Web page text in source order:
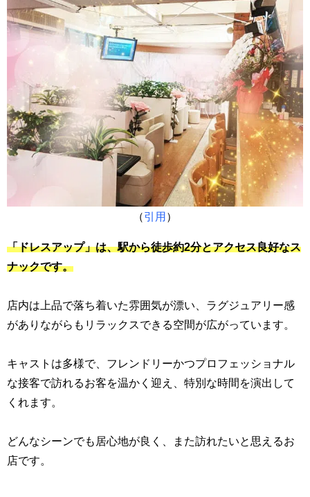
（引用 ）
「ドレスアップ」は、駅から徒歩約2分とアクセス良好なス
ナックです。
店内は上品で落ち着いた雰囲気が漂い、ラグジュアリー感
がありながらもリラックスできる空間が広がっています。
キャストは多様で、フレンドリーかつプロフェッショナル
な接客で訪れるお客を温かく迎え、特別な時間を演出して
くれます。
どんなシーンでも居心地が良く、また訪れたいと思えるお
店です。